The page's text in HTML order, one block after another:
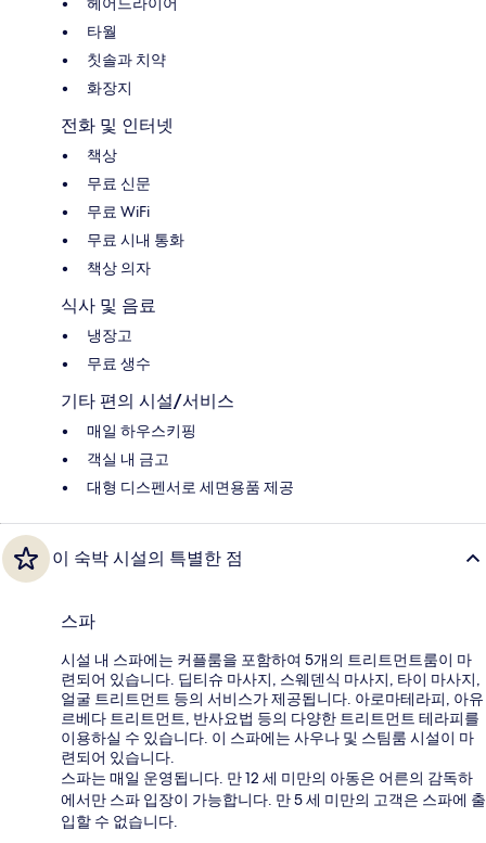
타월
칫솔과 치약
화장지
전화 및 인터넷
책상
무료 신문
무료 WiFi
무료 시내 통화
책상 의자
식사 및 음료
냉장고
무료 생수
기타 편의 시설/서비스
매일 하우스키핑
객실 내 금고
대형 디스펜서로 세면용품 제공
이 숙박 시설의 특별한 점
스파
시설 내 스파에는 커플룸을 포함하여 5개의 트리트먼트룸이 마
련되어 있습니다. 딥티슈 마사지, 스웨덴식 마사지, 타이 마사지,
얼굴 트리트먼트 등의 서비스가 제공됩니다. 아로마테라피, 아유
르베다 트리트먼트, 반사요법 등의 다양한 트리트먼트 테라피를
이용하실 수 있습니다. 이 스파에는 사우나 및 스팀룸 시설이 마
련되어 있습니다.
스파는 매일 운영됩니다. 만 12 세 미만의 아동은 어른의 감독하
에서만 스파 입장이 가능합니다. 만 5 세 미만의 고객은 스파에 출
입할 수 없습니다.